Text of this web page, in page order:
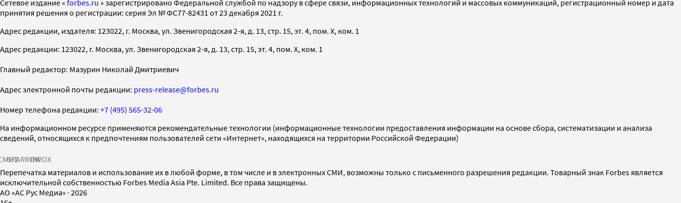
Cетевое издание « forbes.ru » зарегистрировано Федеральной службой по надзору в сфере связи, информационных технологий и массовых коммуникаций, регистрационный номер и дата
принятия решения о регистрации: серия Эл № ФС77-82431 от 23 декабря 2021 г.
Адрес редакции, издателя: 123022, г. Москва, ул. Звенигородская 2-я, д. 13, стр. 15, эт. 4, пом. X, ком. 1
Адрес редакции: 123022, г. Москва, ул. Звенигородская 2-я, д. 13, стр. 15, эт. 4, пом. X, ком. 1
Главный редактор: Мазурин Николай Дмитриевич
Адрес электронной почты редакции: press-release@forbes.ru
Номер телефона редакции: +7 (495) 565-32-06
На информационном ресурсе применяются рекомендательные технологии (информационные технологии предоставления информации на основе сбора, систематизации и анализа
сведений, относящихся к предпочтениям пользователей сети «Интернет», находящихся на территории Российской Федерации)
SPARROWINFOX
Перепечатка материалов и использование их в любой форме, в том числе и в электронных СМИ, возможны только с письменного разрешения редакции. Товарный знак Forbes является
исключительной собственностью Forbes Media Asia Pte. Limited. Все права защищены.
AO «АС Рус Медиа» · 2026